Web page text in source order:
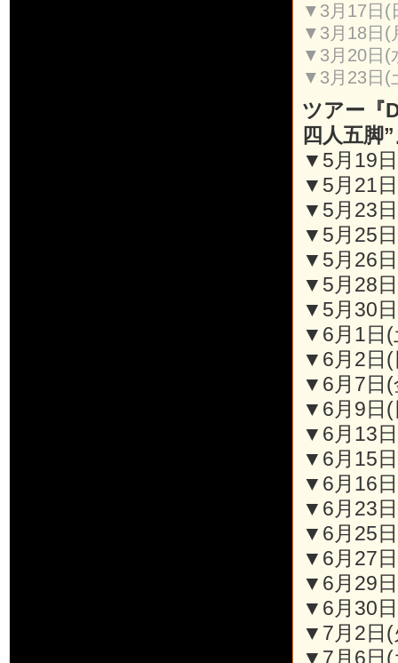
▼3月17日(
▼3月18日(
▼3月20日(
▼3月23日(
ツアー『
四人五脚
▼5月19
▼5月21
▼5月23
▼5月25
▼5月26
▼5月28
▼5月30
▼6月1日(
▼6月2日(
▼6月7日(
▼6月9日(
▼6月13
▼6月15
▼6月16
▼6月23
▼6月25
▼6月27
▼6月29
▼6月30
▼7月2日(
▼7月6日(